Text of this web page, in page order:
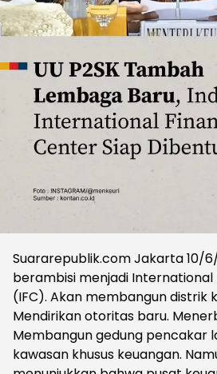
Suararepublik.com Jakarta 10/
berambisi menjadi
(IFC). Akan membangun distrik
Mendirikan otoritas baru.
Membangun gedung pencakar
kawasan khusus keuangan.